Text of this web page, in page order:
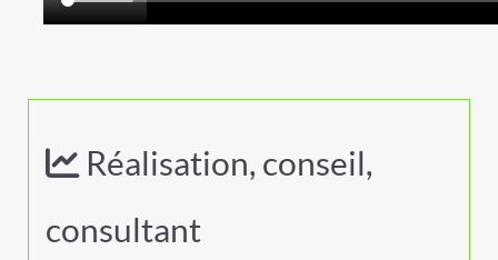
Réalisation, conseil,
consultant